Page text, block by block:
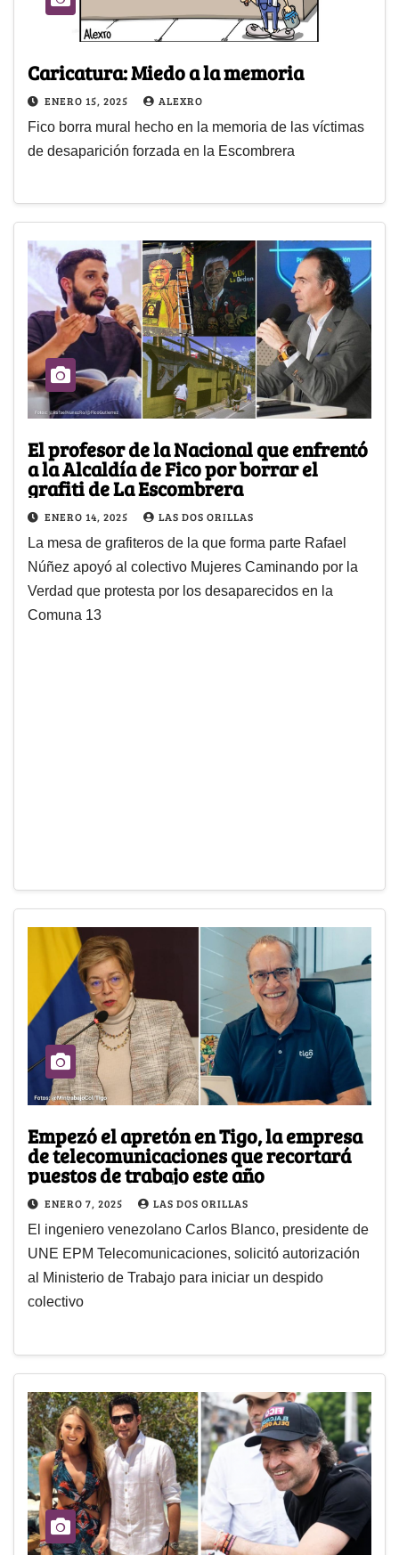
Caricatura: Miedo a la memoria
ENERO 15, 2025 ALEXRO
Fico borra mural hecho en la memoria de las víctimas
de desaparición forzada en la Escombrera
El profesor de la Nacional que enfrentó
a la Alcaldía de Fico por borrar el
grafiti de La Escombrera
ENERO 14, 2025 LAS DOS ORILLAS
La mesa de grafiteros de la que forma parte Rafael
Núñez apoyó al colectivo Mujeres Caminando por la
Verdad que protesta por los desaparecidos en la
Comuna 13
Empezó el apretón en Tigo, la empresa
de telecomunicaciones que recortará
puestos de trabajo este año
ENERO 7, 2025 LAS DOS ORILLAS
El ingeniero venezolano Carlos Blanco, presidente de
UNE EPM Telecomunicaciones, solicitó autorización
al Ministerio de Trabajo para iniciar un despido
colectivo